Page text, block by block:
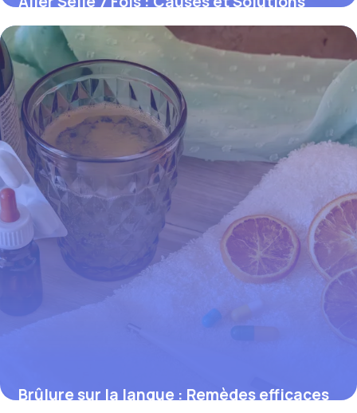
2026
3 juin 2026
Brûlure sur la langue : Remèdes efficaces